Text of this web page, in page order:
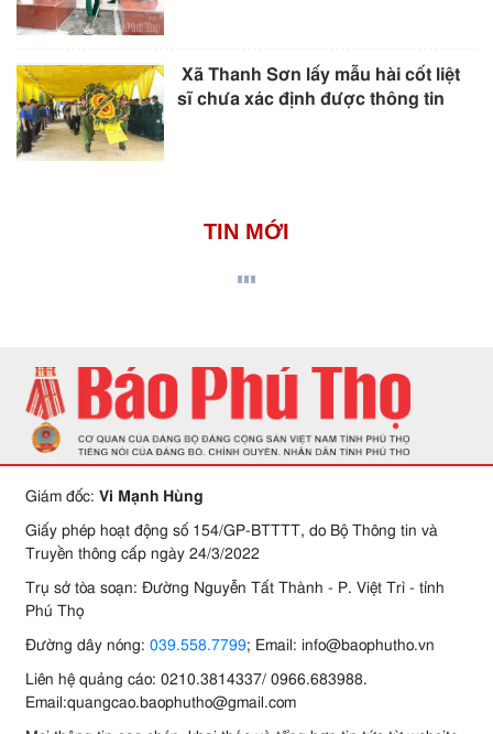
Xã Thanh Sơn lấy mẫu hài cốt liệt
sĩ chưa xác định được thông tin
TIN MỚI
Giám đốc: Vi Mạnh Hùng
Giấy phép hoạt động số 154/GP-BTTTT, do Bộ Thông tin và
Truyền thông cấp ngày 24/3/2022
Trụ sở tòa soạn: Đường Nguyễn Tất Thành - P. Việt Trì - tỉnh
Phú Thọ
Đường dây nóng: 039.558.7799; Email: info@baophutho.vn
Liên hệ quảng cáo: 0210.3814337/ 0966.683988.
Email:quangcao.baophutho@gmail.com